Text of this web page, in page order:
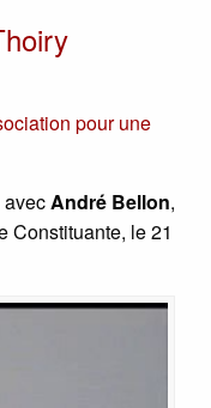
pour une
André Bellon,
Constituante, le 21